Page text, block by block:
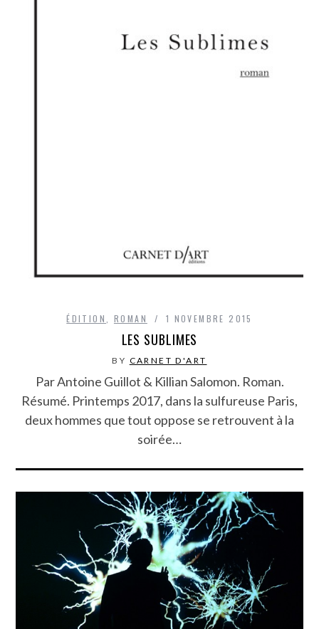
ÉDITION ROMAN 1 NOVEMBRE 2015
LES SUBLIMES
BY CARNET D'ART
Par Antoine Guillot & Killian Salomon. Roman.
Résumé. Printemps 2017, dans la sulfureuse Paris,
deux hommes que tout oppose se retrouvent à la
soirée…